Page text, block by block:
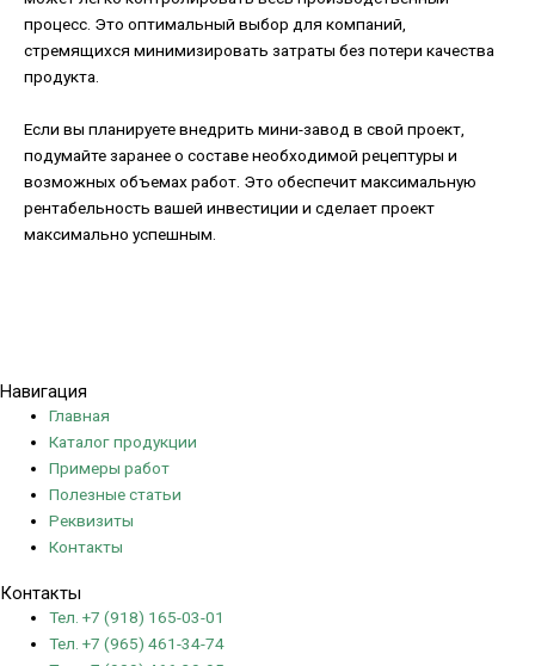
процесс. Это оптимальный выбор для компаний,
стремящихся минимизировать затраты без потери качества
продукта.
Если вы планируете внедрить мини-завод в свой проект,
подумайте заранее о составе необходимой рецептуры и
возможных объемах работ. Это обеспечит максимальную
рентабельность вашей инвестиции и сделает проект
максимально успешным.
Навигация
Главная
Каталог продукции
Примеры работ
Полезные статьи
Реквизиты
Контакты
Контакты
Тел. +7 (918) 165-03-01
Тел. +7 (965) 461-34-74